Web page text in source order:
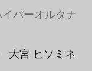
パーオルタナ
大宮 ヒソミネ